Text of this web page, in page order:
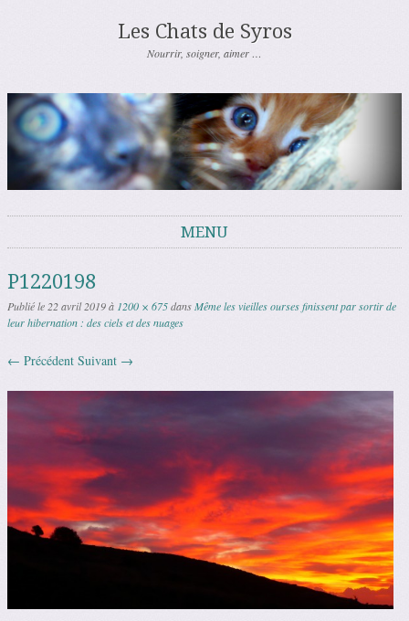
Les Chats de Syros
Nourrir, soigner, aimer …
MENU
P1220198
Publié le22 avril 2019à 1200 × 675dansMême les vieilles ourses finissent par sortir de
leur hibernation : des ciels et des nuages
← Précédent Suivant →